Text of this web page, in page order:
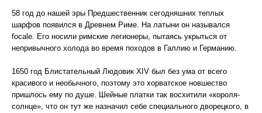
58 год до нашей эры Предшественник сегодняшних теплых
шарфов появился в Древнем Риме. На латыни он назывался
focale. Его носили римские легионеры, пытаясь укрыться от
непривычного холода во время походов в Галлию и Германию.
1650 год Блистательный Людовик XIV был без ума от всего
красивого и необычного, поэтому это хорватское новшество
пришлось ему по душе. Шейные платки так восхитили «короля-
солнце», что он тут же назначил себе специального дворецкого, в